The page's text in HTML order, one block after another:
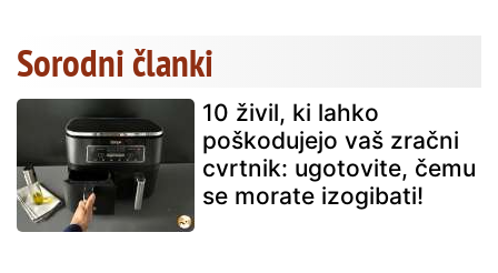
Sorodni članki
10 živil, ki lahko
poškodujejo vaš zračni
cvrtnik: ugotovite, čemu
se morate izogibati!